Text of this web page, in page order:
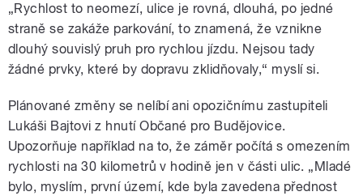
„Rychlost to neomezí, ulice je rovná, dlouhá, po jedné
straně se zakáže parkování, to znamená, že vznikne
dlouhý souvislý pruh pro rychlou jízdu. Nejsou tady
žádné prvky, které by dopravu zklidňovaly,“ myslí si.
Plánované změny se nelíbí ani opozičnímu zastupiteli
Lukáši Bajtovi z hnutí Občané pro Budějovice.
Upozorňuje například na to, že záměr počítá s omezením
rychlosti na 30 kilometrů v hodině jen v části ulic. „Mladé
bylo, myslím, první území, kde byla zavedena přednost